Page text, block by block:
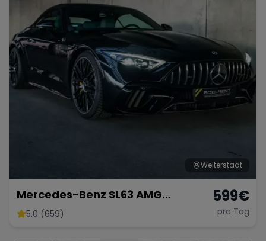
Weiterstadt
Mercedes-Benz SL63 AMG
Roadster
5.0 (659)
599€
pro Tag